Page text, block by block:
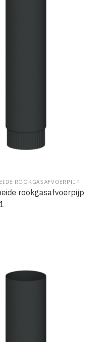
ROOKGASAFVOERPIJP
rookgasafvoerpijp